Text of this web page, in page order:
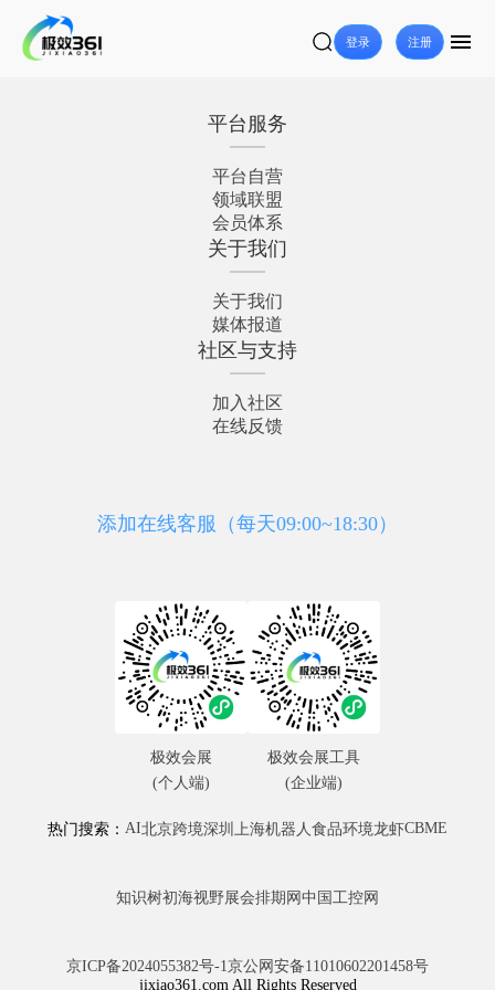
登录 注册
平台服务
平台自营
领域联盟
会员体系
关于我们
关于我们
媒体报道
社区与支持
加入社区
在线反馈
添加在线客服（每天09:00~18:30）
热门搜索： AI北京跨境深圳 上海机器人食品环境龙虾CBME
知识树初海视野展会排期网 中国工控网
京ICP备2024055382号-1京公网安备11010602201458号
jixiao361.com All Rights Reserved
极效会展
(个人端)
极效会展工具
(企业端)